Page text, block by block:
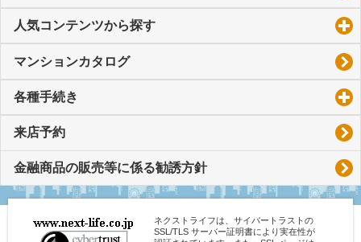
人気コンテンツから探す
マンションカタログ
各種手続き
来店予約
金融商品の販売等に係る勧誘方針
ネクストライフは、サイバートラストの
SSL/TLS サーバー証明書により実在性が